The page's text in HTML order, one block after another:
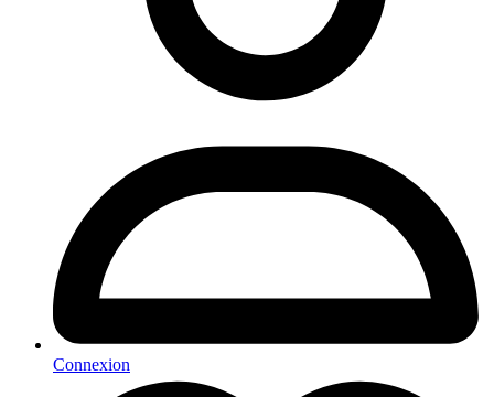
Connexion